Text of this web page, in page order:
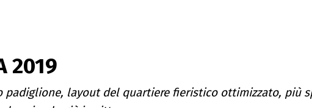
2019
padiglione, layout del quartiere fieristico ottimizzato, più